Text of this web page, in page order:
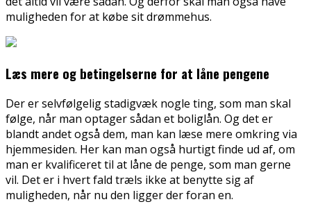
muligheden for at købe sit drømmehus.
Læs mere og betingelserne for at låne pengene
Der er selvfølgelig stadigvæk nogle ting, som man skal
følge, når man optager sådan et boliglån. Og det er
blandt andet også dem, man kan læse mere omkring via
hjemmesiden. Her kan man også hurtigt finde ud af, om
man er kvalificeret til at låne de penge, som man gerne
vil. Det er i hvert fald træls ikke at benytte sig af
muligheden, når nu den ligger der foran en.